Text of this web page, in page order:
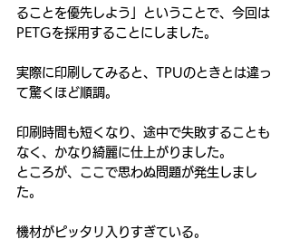
ることを優先しよう」ということで、今回は
PETGを採用することにしました。
実際に印刷してみると、TPUのときとは違っ
て驚くほど順調。
印刷時間も短くなり、途中で失敗することも
なく、かなり綺麗に仕上がりました。
ところが、ここで思わぬ問題が発生しまし
た。
機材がピッタリ入りすぎている。